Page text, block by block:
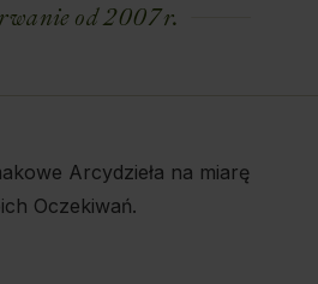
od 2007 r.
Arcydzieła na miarę
Oczekiwań.